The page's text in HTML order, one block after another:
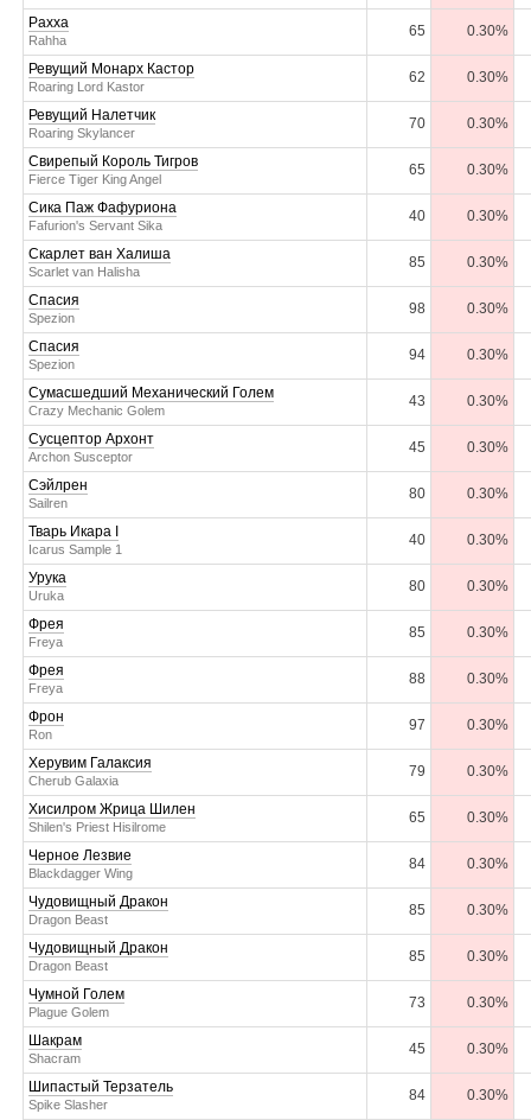
Рахха
Rahha
65 0.30%
Ревущий Монарх Кастор
Roaring Lord Kastor
62 0.30%
Ревущий Налетчик
Roaring Skylancer
70 0.30%
Свирепый Король Тигров
Fierce Tiger King Angel
65 0.30%
Сика Паж Фафуриона
Fafurion's Servant Sika
40 0.30%
Скарлет ван Халиша
Scarlet van Halisha
85 0.30%
Спасия
Spezion
98 0.30%
Спасия
Spezion
94 0.30%
Сумасшедший Механический Голем
Crazy Mechanic Golem
43 0.30%
Сусцептор Архонт
Archon Susceptor
45 0.30%
Сэйлрен
Sailren
80 0.30%
Тварь Икара I
Icarus Sample 1
40 0.30%
Урука
Uruka
80 0.30%
Фрея
Freya
85 0.30%
Фрея
Freya
88 0.30%
Фрон
Ron
97 0.30%
Херувим Галаксия
Cherub Galaxia
79 0.30%
Хисилром Жрица Шилен
Shilen's Priest Hisilrome
65 0.30%
Черное Лезвие
Blackdagger Wing
84 0.30%
Чудовищный Дракон
Dragon Beast
85 0.30%
Чудовищный Дракон
Dragon Beast
85 0.30%
Чумной Голем
Plague Golem
73 0.30%
Шакрам
Shacram
45 0.30%
Шипастый Терзатель
Spike Slasher
84 0.30%